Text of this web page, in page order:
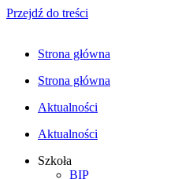
Przejdź do treści
Strona główna
Strona główna
Aktualności
Aktualności
Szkoła
BIP